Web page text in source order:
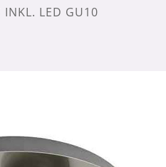
INKL. LED GU10